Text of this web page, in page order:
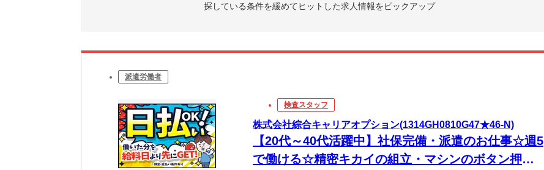
探している条件を緩めてヒットした求人情報をピックアップ
派遣労働者
検査スタッフ
株式会社綜合キャリアオプション(1314GH0810G47★46-N)
【20代～40代活躍中】社保完備・派遣のお仕事☆週5
で働ける☆精密キカイの組立・マシンのボタン押し/